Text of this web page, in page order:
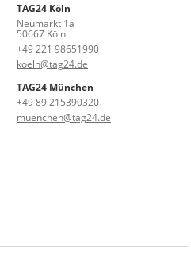
TAG24 Köln
Neumarkt 1a
50667 Köln
+49 221 98651990
koeln@tag24.de
TAG24 München
+49 89 215390320
muenchen@tag24.de